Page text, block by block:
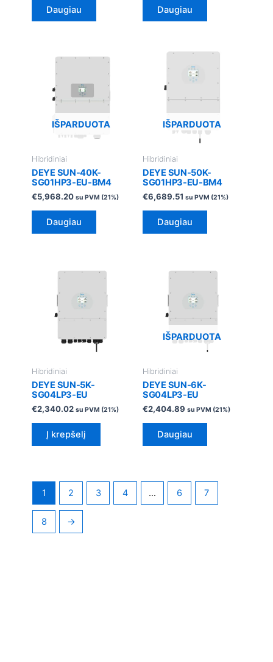
Daugiau Daugiau
IŠPARDUOTA
Hibridiniai
DEYE SUN-40K-
SG01HP3-EU-BM4
€5,968.20 su PVM (21%)
Daugiau
IŠPARDUOTA
Hibridiniai
DEYE SUN-50K-
SG01HP3-EU-BM4
€6,689.51 su PVM (21%)
Daugiau
Hibridiniai
DEYE SUN-5K-
SG04LP3-EU
€2,340.02 su PVM (21%)
Į krepšelį
IŠPARDUOTA
Hibridiniai
DEYE SUN-6K-
SG04LP3-EU
€2,404.89 su PVM (21%)
Daugiau
1 2 3 4 … 6 7
8 →